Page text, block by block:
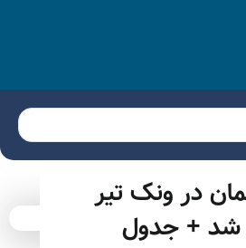
در ونک تیر